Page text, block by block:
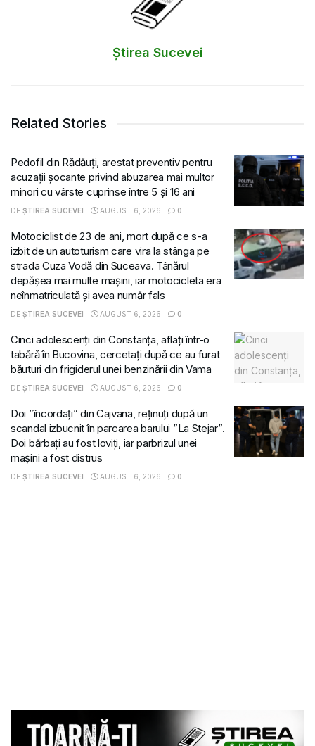
Știrea Sucevei
Related Stories
Pedofil din Rădăuți, arestat preventiv pentru
acuzații șocante privind abuzarea mai multor
minori cu vârste cuprinse între 5 și 16 ani
DE ȘTIREA SUCEVEI AUGUST 6, 2026 0
Motociclist de 23 de ani, mort după ce s-a
izbit de un autoturism care vira la stânga pe
strada Cuza Vodă din Suceava. Tânărul
depășea mai multe mașini, iar motocicleta era
neînmatriculată și avea număr fals
DE ȘTIREA SUCEVEI AUGUST 6, 2026 0
Cinci adolescenți din Constanța, aflați într-o
tabără în Bucovina, cercetați după ce au furat
băuturi din frigiderul unei benzinării din Vama
DE ȘTIREA SUCEVEI AUGUST 6, 2026 0
Doi ”încordați” din Cajvana, reținuți după un
scandal izbucnit în parcarea barului ”La Stejar”.
Doi bărbați au fost loviți, iar parbrizul unei
mașini a fost distrus
DE ȘTIREA SUCEVEI AUGUST 6, 2026 0